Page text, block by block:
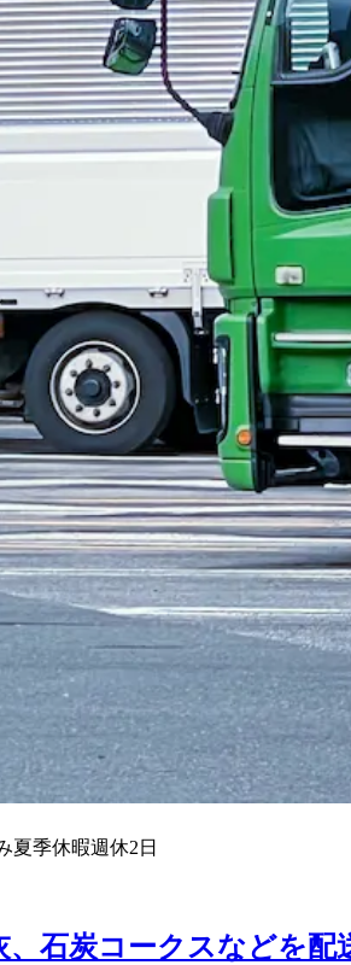
ニア歓迎 日勤のみ 夏季休暇週休2日土
る大型トラックドラ
夏季休暇週休2日
、石炭コークスなどを